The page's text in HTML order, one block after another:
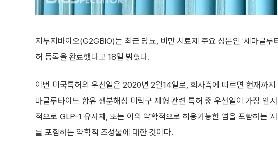
지투지바이오(G2GBIO)는 최근 당뇨, 비만 치료제 주요 성분인 ‘세마글
허 등록을 완료했다고 18일 밝혔다.
이번 미국특허의 우선일은 2020년 2월14일로, 회사측에 따르면 현재까지
마글루타이드 함유 생분해성 미립구 제형 관련 특허 중 우선일이 가장 앞서
적으로 GLP-1 유사체, 또는 이의 약학적으로 허용가능한 염을 포함하는
를 포함하는 약학적 조성물에 대한 것이다.